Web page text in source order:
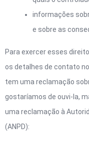
informações
e sobre as
Para exercer esses
os detalhes de contato
tem uma reclamação
gostaríamos de ouvi-la,
uma reclamação à
(ANPD):